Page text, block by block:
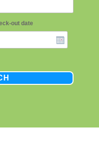
out date